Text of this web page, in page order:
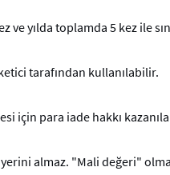
yılda toplamda 5 kez ile
tarafından kullanılabilir.
için para iade hakkı
almaz. "Mali değeri"